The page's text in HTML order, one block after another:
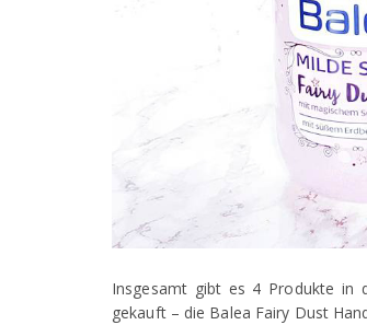
Insgesamt gibt es 4 Produkte in
gekauft – die Balea Fairy Dust